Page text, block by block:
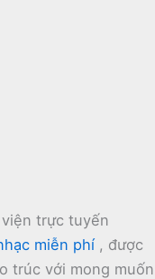
trực tuyến
miễn phí , được
trúc với mong muốn